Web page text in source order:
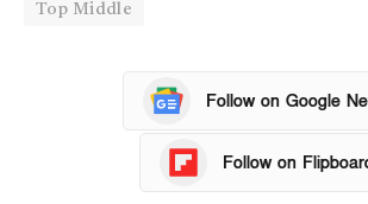
Top Middle
Follow on Google
Follow on